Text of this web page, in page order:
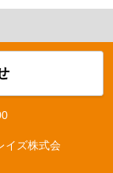
ズ株式会